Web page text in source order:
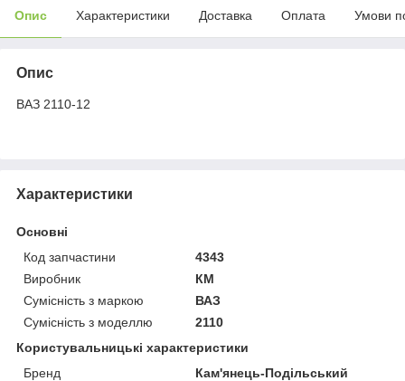
Опис Характеристики Доставка Оплата Умови
Опис
ВАЗ 2110-12
Характеристики
Основні
Код запчастини
4343
Виробник
КМ
Сумісність з маркою
ВАЗ
Сумісність з моделлю
2110
Користувальницькі характеристики
Бренд
Кам'янець-Подільський